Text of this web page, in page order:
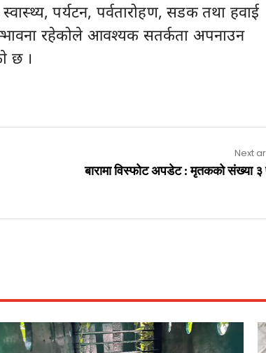
पर्यटन, पर्वतारोहण, सडक तथा हवाई
रहेकोले आवश्यक सतर्कता अपनाउन
छ ।
Next
बारामा विस्फोट अपडेट : मृतकको संख्या ३